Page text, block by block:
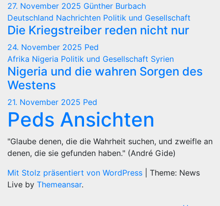
27. November 2025 Günther Burbach
Deutschland Nachrichten Politik und Gesellschaft
Die Kriegstreiber reden nicht nur
24. November 2025 Ped
Afrika Nigeria Politik und Gesellschaft Syrien
Nigeria und die wahren Sorgen des
Westens
21. November 2025 Ped
Peds Ansichten
"Glaube denen, die die Wahrheit suchen, und zweifle an
denen, die sie gefunden haben." (André Gide)
Mit Stolz präsentiert von WordPress
Theme: News
Live by Themeansar.